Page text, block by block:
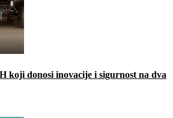
koji donosi inovacije i sigurnost na dva